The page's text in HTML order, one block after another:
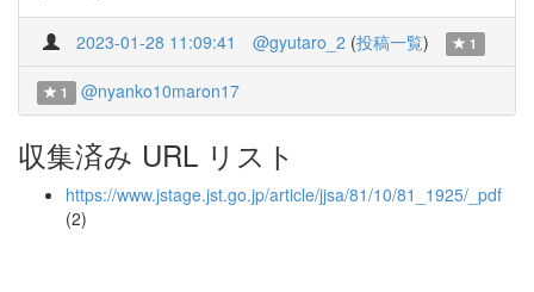
2023-01-28 11:09:41 @gyutaro_2 (投稿一覧) 1
1 @nyanko10maron17
収集済み URL リスト
https://www.jstage.jst.go.jp/article/jjsa/81/10/81_1925/_pdf
(2)